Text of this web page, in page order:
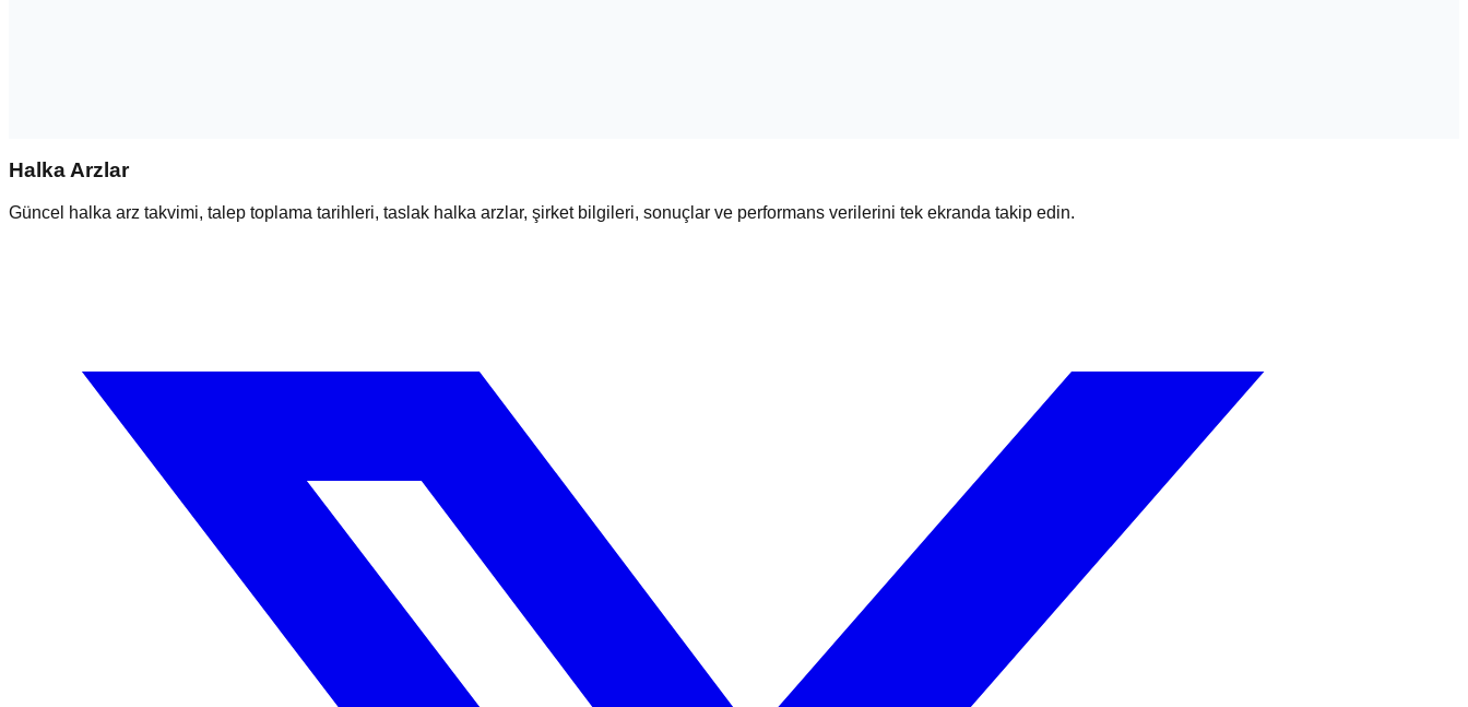
Halka Arzlar
Güncel halka arz takvimi, talep toplama tarihleri, taslak halka arzlar, şirket bilgileri, sonuçlar ve performans verilerini tek ekranda takip edin.